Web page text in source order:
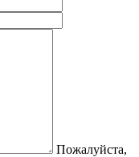
Пожалуйста,